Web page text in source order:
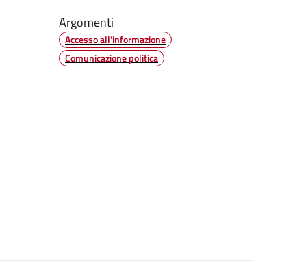
Argomenti
Accesso all'informazione
Comunicazione politica